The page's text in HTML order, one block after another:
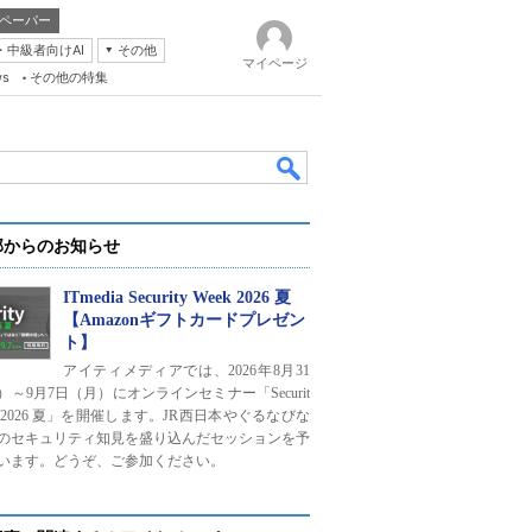
ーパー
中級者向けAI
その他
その他の特集
マイページ
らのお知らせ
ITmedia Security Week 2026 夏
【Amazonギフトカードプレゼン
ト】
アイティメディアでは、2026年8月31
～9月7日（月）にオンラインセミナー「Securit
2026 夏」を開催します。JR西日本やぐるなびな
セキュリティ知見を盛り込んだセッションを予
ます。どうぞ、ご参加ください。